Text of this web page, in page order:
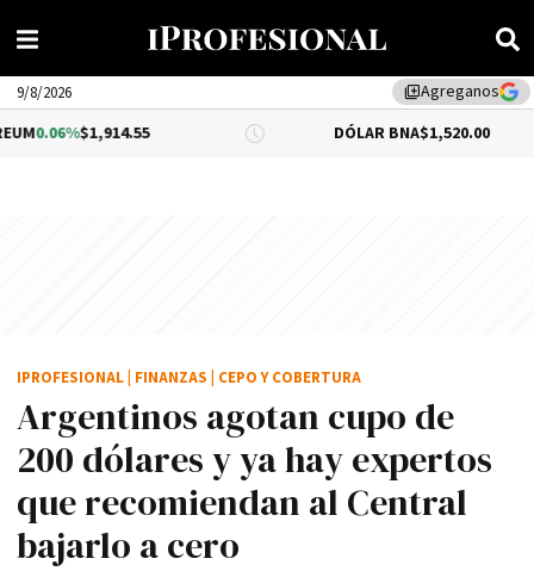
library_addAgreganos
9/8/2026
DÓLAR BNA $1,520.00
Argentinos agotan cupo de
200 dólares y ya hay expertos
que recomiendan al Central
bajarlo a cero
IPROFESIONAL FINANZAS CEPO Y COBERTURA